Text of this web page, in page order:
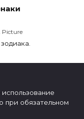
Picture
при обязательном